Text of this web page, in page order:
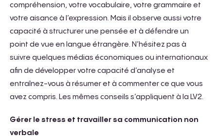
compréhension, votre vocabulaire, votre grammaire et
votre aisance à l’expression. Mais il observe aussi votre
capacité à structurer une pensée et à défendre un
point de vue en langue étrangère. N’hésitez pas à
suivre quelques médias économiques ou internationaux
afin de développer votre capacité d’analyse et
entraînez-vous à résumer et à commenter ce que vous
avez compris. Les mêmes conseils s’appliquent à la LV2.
Gérer le stress et travailler sa communication non
verbale